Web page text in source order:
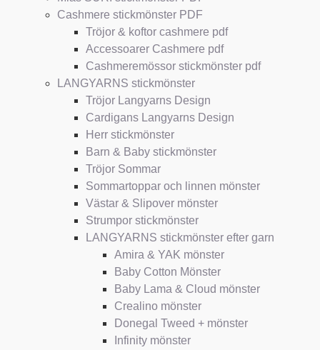
Cashmere stickmönster PDF
Tröjor & koftor cashmere pdf
Accessoarer Cashmere pdf
Cashmeremössor stickmönster pdf
LANGYARNS stickmönster
Tröjor Langyarns Design
Cardigans Langyarns Design
Herr stickmönster
Barn & Baby stickmönster
Tröjor Sommar
Sommartoppar och linnen mönster
Västar & Slipover mönster
Strumpor stickmönster
LANGYARNS stickmönster efter garn
Amira & YAK mönster
Baby Cotton Mönster
Baby Lama & Cloud mönster
Crealino mönster
Donegal Tweed + mönster
Infinity mönster